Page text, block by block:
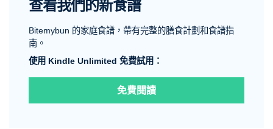
查看我們的新食譜
Bitemybun 的家庭食譜，帶有完整的膳食計劃和食譜指
南。
使用 Kindle Unlimited 免費試用：
免費閱讀